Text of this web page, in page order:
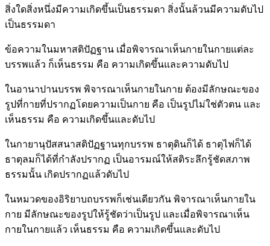
สิ่งใดสิ่งหนึ่งมีความเกิดขึ้นเป็นธรรมดา สิ่งนั้นล้วนมีความดับไป
เป็นธรรมดา
ข้อความในมหาสติปัฏฐาน เมื่อพิจารณาเห็นกายในกายแต่ละ
บรรพแล้ว ก็เห็นธรรม คือ ความเกิดขึ้นและความดับไป
ในอานาปานบรรพ พิจารณาเห็นกายในกาย ต้องมีลักษณะของ
รูปที่กายที่ปรากฏโดยความเป็นกาย คือ เป็นรูปไม่ใช่ตัวตน และ
เห็นธรรม คือ ความเกิดขึ้นและดับไป
ในกายานุปัสสนาสติปัฏฐานทุกบรรพ ธาตุดินก็ได้ ธาตุไฟก็ได้
ธาตุลมก็ได้ที่กำลังปรากฏ เป็นอารมณ์ให้สติระลึกรู้ชัดสภาพ
ธรรมนั้น เกิดปรากฏแล้วดับไป
ในหมวดของอิริยาบถบรรพก็เช่นเดียวกัน พิจารณาเห็นกายใน
กาย มีลักษณะของรูปให้รู้ชัดว่าเป็นรูป และเมื่อพิจารณาเห็น
กายในกายแล้ว เห็นธรรม คือ ความเกิดขึ้นและดับไป